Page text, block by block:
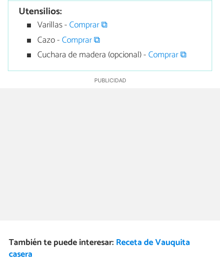
Utensilios:
Varillas -Comprar ⧉
Cazo -Comprar ⧉
Cuchara de madera (opcional) -Comprar ⧉
También te puede interesar: Receta de Vauquita
casera